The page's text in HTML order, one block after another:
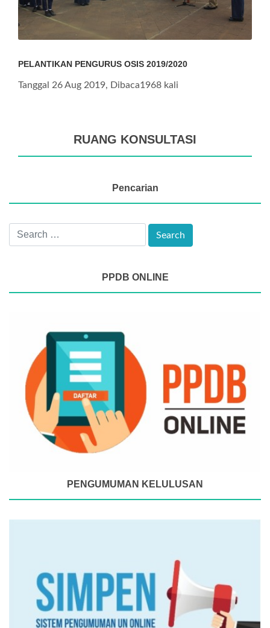
PELANTIKAN PENGURUS OSIS 2019/2020
Tanggal 26 Aug 2019, Dibaca1968 kali
RUANG KONSULTASI
Pencarian
PPDB ONLINE
PENGUMUMAN KELULUSAN